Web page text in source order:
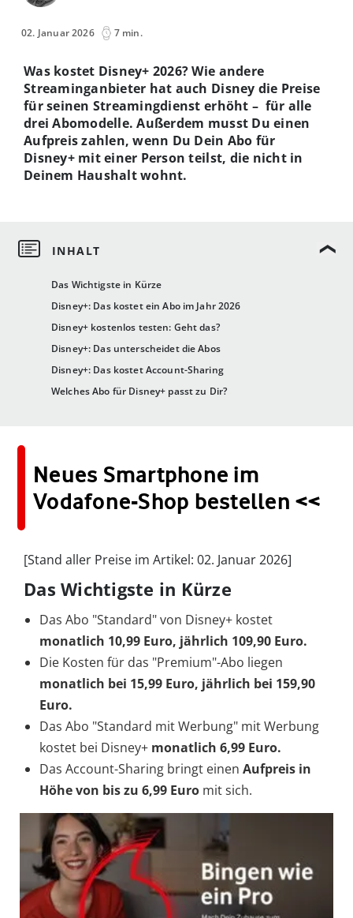
02. Januar 2026 7 min.
Das Wichtigste in Kürze
Disney+: Das kostet ein Abo im Jahr 2026
Disney+ kostenlos testen: Geht das?
Disney+: Das unterscheidet die Abos
Disney+: Das kostet Account-Sharing
Welches Abo für Disney+ passt zu Dir?
Was kostet Disney+ 2026? Wie andere
Streaminganbieter hat auch Disney die Preise
für seinen Streamingdienst erhöht – für alle
drei Abomodelle. Außerdem musst Du einen
Aufpreis zahlen, wenn Du Dein Abo für
Disney+ mit einer Person teilst, die nicht in
Deinem Haushalt wohnt.
Neues Smartphone im
Vodafone-Shop bestellen <<
[Stand aller Preise im Artikel: 02. Januar 2026]
Das Wichtigste in Kürze
Das Abo "Standard" von Disney+ kostet
monatlich 10,99 Euro, jährlich 109,90 Euro.
Die Kosten für das "Premium"-Abo liegen
monatlich bei 15,99 Euro, jährlich bei 159,90
Euro.
Das Abo "Standard mit Werbung" mit Werbung
kostet bei Disney+ monatlich 6,99 Euro.
Das Account-Sharing bringt einen Aufpreis in
Höhe von bis zu 6,99 Euro mit sich.